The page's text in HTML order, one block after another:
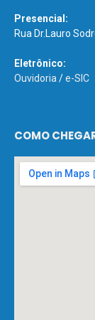
Presencial:
Rua Dr.Lauro
Eletrônico:
Ouvidoria /e-SIC
COMO